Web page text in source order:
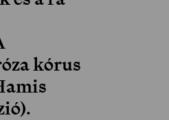
kórus